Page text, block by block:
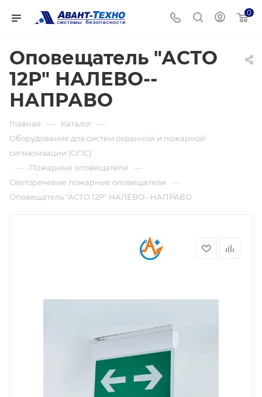
0
Оповещатель "АСТО
12Р" НАЛЕВО--
НАПРАВО
Главная — Каталог —
Оборудование для систем охранной и пожарной
сигнализации (ОПС)
— Пожарные оповещатели —
Светоречевые пожарные оповещатели —
Оповещатель "АСТО 12Р" НАЛЕВО--НАПРАВО